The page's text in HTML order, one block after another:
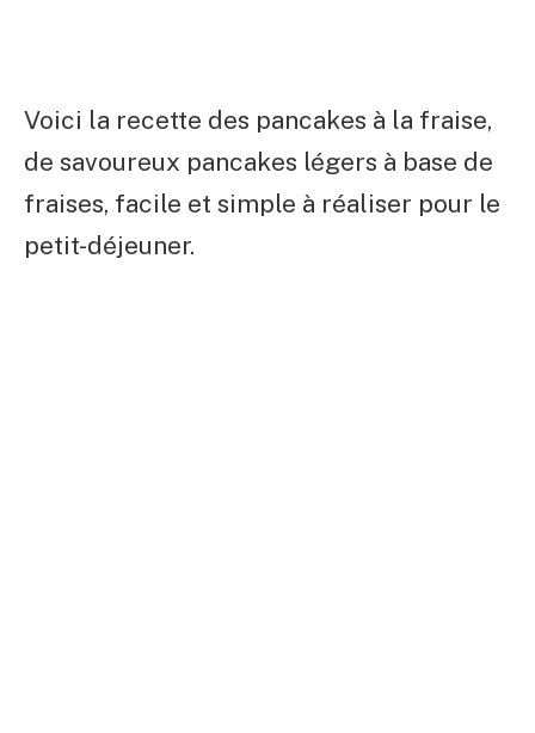
Voici la recette des pancakes à la fraise,
de savoureux pancakes légers à base de
fraises, facile et simple à réaliser pour le
petit-déjeuner.